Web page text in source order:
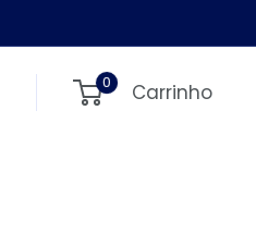
0 Carrinho